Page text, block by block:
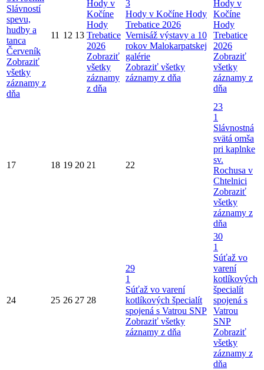
Slávností
spevu,
hudby a
tanca
Červeník
Zobraziť
všetky
záznamy z
dňa
11 12 13
Hody v
Kočíne
Hody
Trebatice
2026
Zobraziť
všetky
záznamy
z dňa
3
Hody v Kočíne Hody
Trebatice 2026
Vernisáž výstavy a 10
rokov Malokarpatskej
galérie
Zobraziť všetky
záznamy z dňa
Hody v
Kočíne
Hody
Trebatice
2026
Zobraziť
všetky
záznamy z
dňa
17 18 19 20 21 22
23
1
Slávnostná
svätá omša
pri kaplnke
sv.
Rochusa v
Chtelnici
Zobraziť
všetky
záznamy z
dňa
24 25 26 27 28
29
1
Súťaž vo varení
kotlíkových špecialít
spojená s Vatrou SNP
Zobraziť všetky
záznamy z dňa
30
1
Súťaž vo
varení
kotlíkových
špecialít
spojená s
Vatrou
SNP
Zobraziť
všetky
záznamy z
dňa